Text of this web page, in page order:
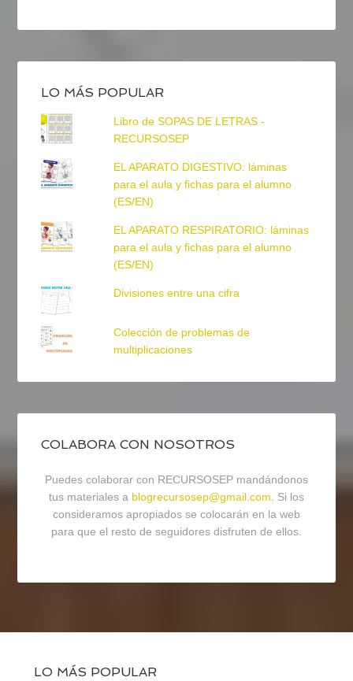
LO MÁS POPULAR
Libro de SOPAS DE LETRAS -
RECURSOSEP
EL APARATO DIGESTIVO: láminas
para el aula y fichas para el alumno
(ES/EN)
EL APARATO RESPIRATORIO: láminas
para el aula y fichas para el alumno
(ES/EN)
Divisiones entre una cifra
Colección de problemas de
multiplicaciones
COLABORA CON NOSOTROS
Puedes colaborar con RECURSOSEP mandándonos
tus materiales a blogrecursosep@gmail.com . Si los
consideramos apropiados se colocarán en la web
para que el resto de seguidores disfruten de ellos.
LO MÁS POPULAR